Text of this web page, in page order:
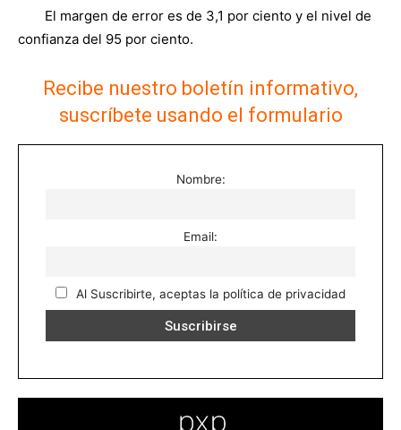
El margen de error es de 3,1 por ciento y el nivel de
confianza del 95 por ciento.
Recibe nuestro boletín informativo,
suscríbete usando el formulario
Nombre:
Email:
Al Suscribirte, aceptas la política de privacidad